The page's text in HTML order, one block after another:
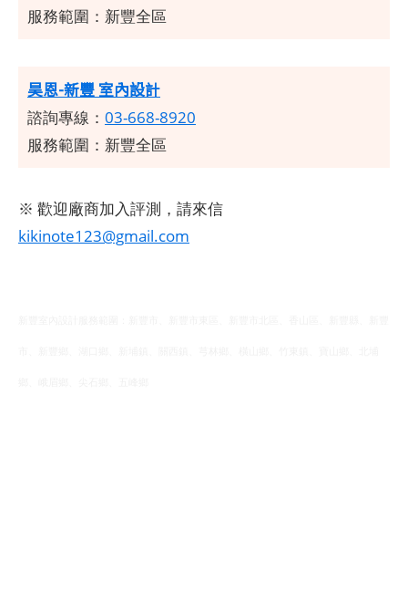
服務範圍：新豐全區
昊恩-新豐 室內設計
諮詢專線： 03-668-8920
服務範圍：新豐全區
※ 歡迎廠商加入評測，請來信
kikinote123@gmail.com